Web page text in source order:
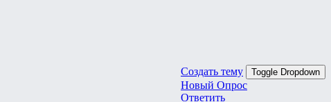
Создать тему Toggle Dropdown
Новый Опрос
Ответить